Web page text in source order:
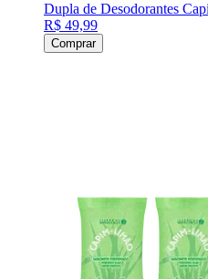
Dupla de Desodorantes
R$ 49,99
Comprar